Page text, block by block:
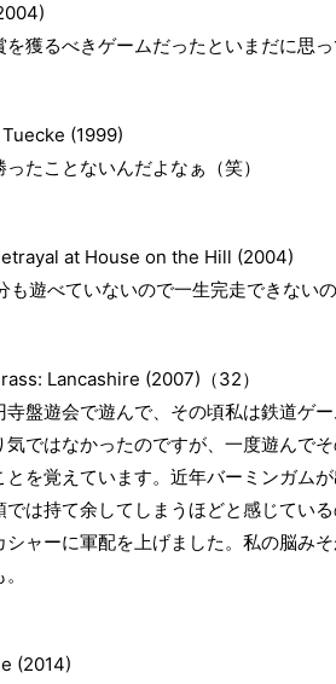
獲るべきゲームだったといまだに思っ
(1999)
たことないんだよなぁ（笑）
at House on the Hill (2004)
遊べていないので一生完走できないの
Lancashire (2007)（32）
盤遊会で遊んで、その頃私は鉄道ゲ
ではなかったのですが、一度遊んで
を覚えています。近年バーミンガム
は持て余してしまうほどと感じてい
ャーに軍配を上げました。私の脳み
(2014)